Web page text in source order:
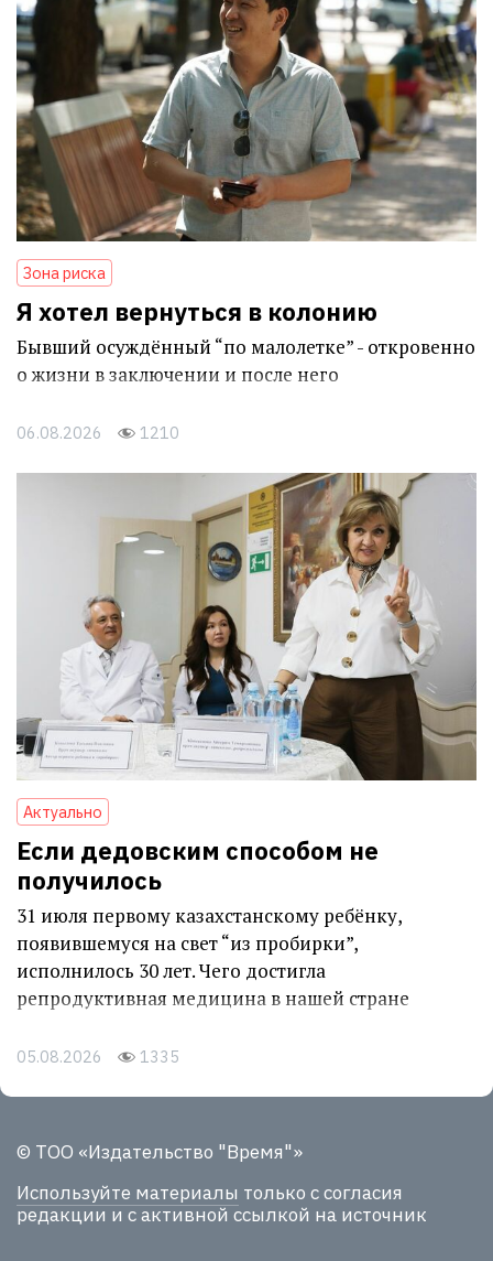
Зона риска
Я хотел вернуться в колонию
Бывший осуждённый “по малолетке” - откровенно
о жизни в заключении и после него
06.08.2026 1210
Актуально
Если дедовским способом не
получилось
31 июля первому казахстанскому ребёнку,
появившемуся на свет “из пробирки”,
исполнилось 30 лет. Чего достигла
репродуктивная медицина в нашей стране
05.08.2026 1335
© ТОО «Издательство "Время"»
Используйте материалы только с согласия
редакции и с активной ссылкой на источник